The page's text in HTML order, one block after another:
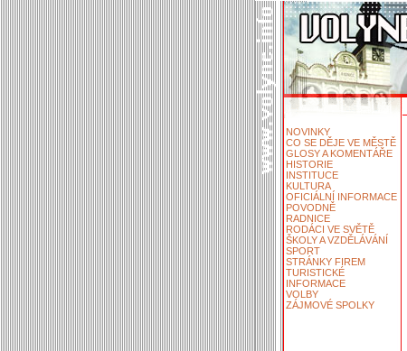
NOVINKY
CO SE DĚJE VE MĚSTĚ
GLOSY A KOMENTÁŘE
HISTORIE
INSTITUCE
KULTURA
OFICIÁLNÍ INFORMACE
POVODNĚ
RADNICE
RODÁCI VE SVĚTĚ
ŠKOLY A VZDĚLÁVÁNÍ
SPORT
STRÁNKY FIREM
TURISTICKÉ
INFORMACE
VOLBY
ZÁJMOVÉ SPOLKY